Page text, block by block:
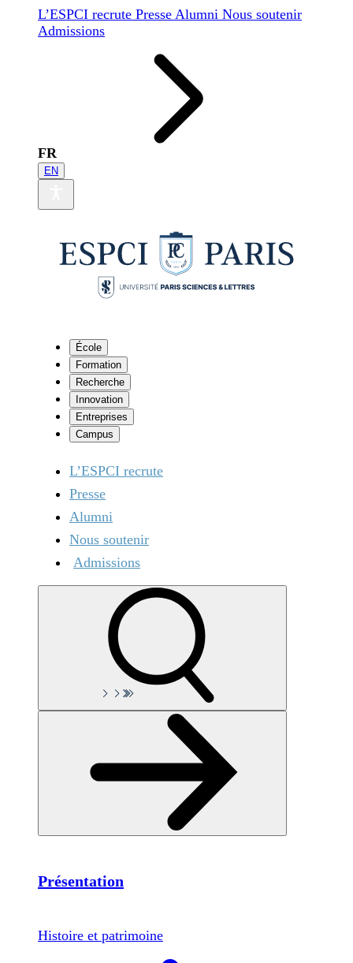
L’ESPCI recrute Presse Alumni Nous soutenir
Admissions
FR
EN
École
Formation
Recherche
Innovation
Entreprises
Campus
L’ESPCI recrute
Presse
Alumni
Nous soutenir
Admissions
Présentation
Histoire et patrimoine